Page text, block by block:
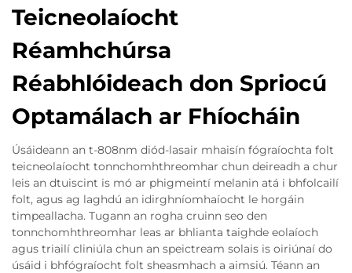
Teicneolaíocht
Réamhchúrsa
Réabhlóideach don Spriocú
Optamálach ar Fhíocháin
Úsáideann an t-808nm diód-lasair mhaisín fógraíochta folt
teicneolaíocht tonnchomhthreomhar chun deireadh a chur
leis an dtuiscint is mó ar phigmeintí melanin atá i bhfolcailí
folt, agus ag laghdú an idirghníomhaíocht le horgáin
timpeallacha. Tugann an rogha cruinn seo den
tonnchomhthreomhar leas ar bhlianta taighde eolaíoch
agus triailí cliniúla chun an speictream solais is oiriúnaí do
úsáid i bhfógraíocht folt sheasmhach a aimsiú. Téann an